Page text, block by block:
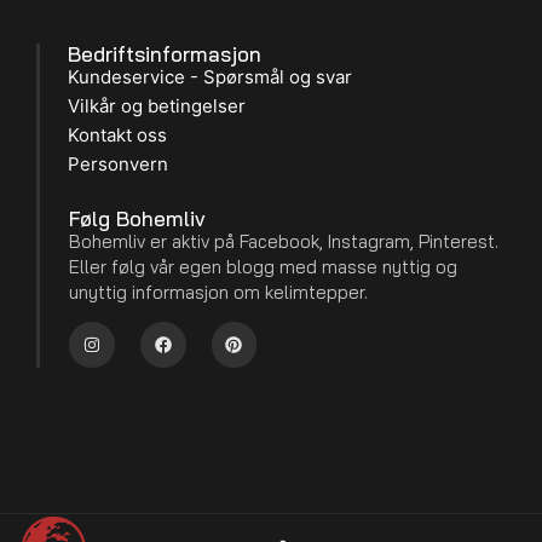
Bedriftsinformasjon
Kundeservice - Spørsmål og svar
Vilkår og betingelser
Kontakt oss
Personvern
Følg Bohemliv
Bohemliv er aktiv på Facebook, Instagram, Pinterest.
Eller følg vår egen blogg med masse nyttig og
unyttig informasjon om kelimtepper.